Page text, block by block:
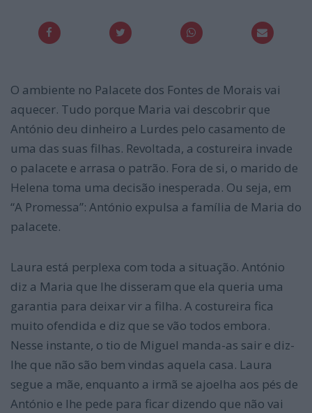
O ambiente no Palacete dos Fontes de Morais vai
aquecer. Tudo porque Maria vai descobrir que
António deu dinheiro a Lurdes pelo casamento de
uma das suas filhas. Revoltada, a costureira invade
o palacete e arrasa o patrão. Fora de si, o marido de
Helena toma uma decisão inesperada. Ou seja, em
“A Promessa”: António expulsa a família de Maria do
palacete.
Laura está perplexa com toda a situação. António
diz a Maria que lhe disseram que ela queria uma
garantia para deixar vir a filha. A costureira fica
muito ofendida e diz que se vão todos embora.
Nesse instante, o tio de Miguel manda-as sair e diz-
lhe que não são bem vindas aquela casa. Laura
segue a mãe, enquanto a irmã se ajoelha aos pés de
António e lhe pede para ficar dizendo que não vai